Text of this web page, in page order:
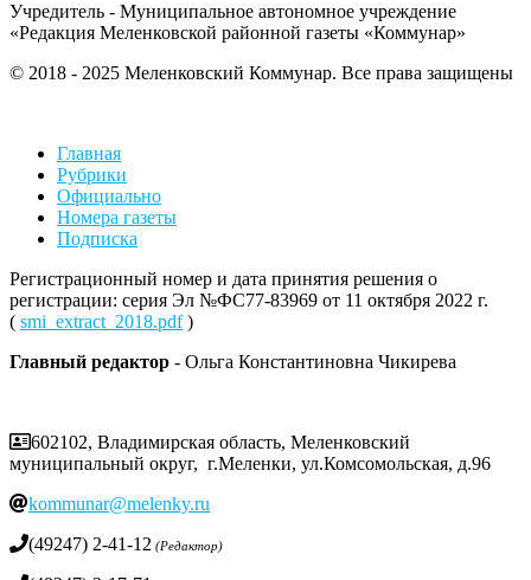
Учредитель - Муниципальное автономное учреждение
«Редакция Меленковской районной газеты «Коммунар»
© 2018 - 2025 Меленковский Коммунар. Все права защищены
Главная
Рубрики
Официально
Номера газеты
Подписка
Регистрационный номер и дата принятия решения о
регистрации: серия Эл №ФС77-83969 от 11 октября 2022 г.
( smi_extract_2018.pdf)
Главный редактор - Ольга Константиновна Чикирева
602102, Владимирская область, Меленковский
муниципальный округ, г.Меленки, ул.Комсомольская, д.96
kommunar@melenky.ru
(49247) 2-41-12 (Редактор)